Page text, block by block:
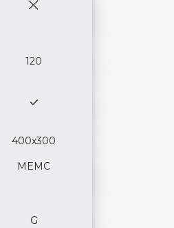
120
400x300
MEMC
G